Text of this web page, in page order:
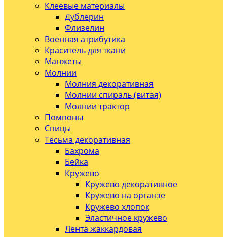
Клеевые материалы
Дублерин
Флизелин
Военная атрибутика
Краситель для ткани
Манжеты
Молнии
Молния декоративная
Молнии спираль (витая)
Молнии трактор
Помпоны
Спицы
Тесьма декоративная
Бахрома
Бейка
Кружево
Кружево декоративное
Кружево на органзе
Кружево хлопок
Эластичное кружево
Лента жаккардовая